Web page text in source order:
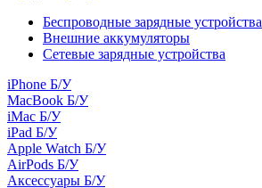
Беспроводные зарядные устройства
Внешние аккумуляторы
Сетевые зарядные устройства
iPhone Б/У
MacBook Б/У
iMac Б/У
iPad Б/У
Apple Watch Б/У
AirPods Б/У
Аксессуары Б/У